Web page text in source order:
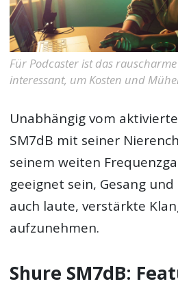
Für Podcaster ist das
interessant, um Kosten und
Unabhängig vom
SM7dB mit seiner
seinem weiten
geeignet sein, Gesang
auch laute, verstärkte
aufzunehmen.
Shure SM7dB: